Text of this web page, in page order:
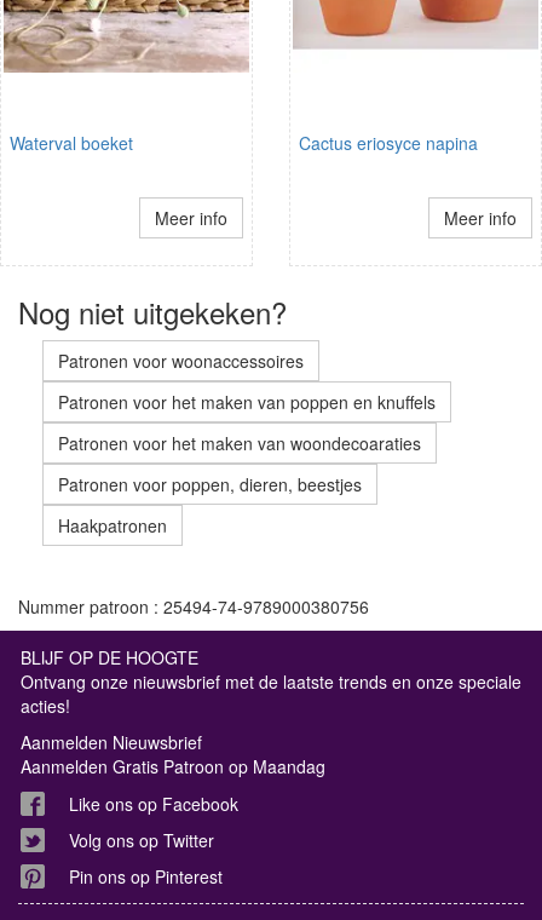
Waterval boeket
Meer info
Cactus eriosyce napina
Meer info
Nog niet uitgekeken?
Patronen voor woonaccessoires
Patronen voor het maken van poppen en knuffels
Patronen voor het maken van woondecoaraties
Patronen voor poppen, dieren, beestjes
Haakpatronen
Nummer patroon : 25494-74-9789000380756
BLIJF OP DE HOOGTE
Ontvang onze nieuwsbrief met de laatste trends en onze speciale
acties!
Aanmelden Nieuwsbrief
Aanmelden Gratis Patroon op Maandag
Like ons op Facebook
Volg ons op Twitter
Pin ons op Pinterest